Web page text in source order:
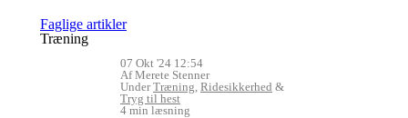
Faglige artikler
Træning
07 Okt '24 12:54
Af Merete Stenner
UnderTræning, Ridesikkerhed &
Tryg til hest
4 min læsning